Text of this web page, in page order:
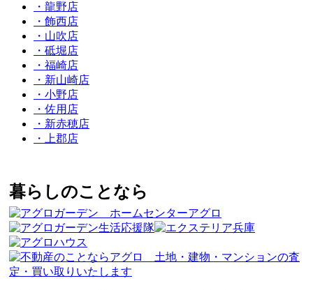
・龍野店
・飾西店
・山吹店
・砥堀店
・福崎店
・新山崎店
・小野店
・佐用店
・新赤穂店
・上郡店
暮らしのことなら